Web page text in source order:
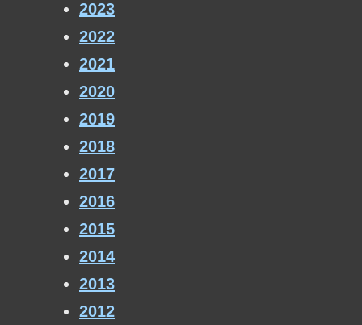
2023
2022
2021
2020
2019
2018
2017
2016
2015
2014
2013
2012